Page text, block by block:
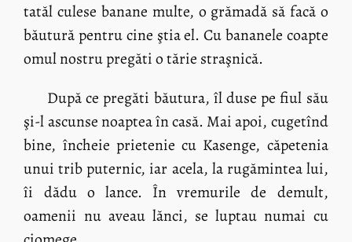
tatăl culese banane multe, o grămadă să facă o
băutură pentru cine ştia el. Cu bananele coapte
omul nostru pregăti o tărie straşnică.
După ce pregăti băutura, îl duse pe fiul său
şi-l ascunse noaptea în casă. Mai apoi, cugetînd
bine, încheie prietenie cu Kasenge, căpetenia
unui trib puternic, iar acela, la rugămintea lui,
îi dădu o lance. În vremurile de demult,
oamenii nu aveau lănci, se luptau numai cu